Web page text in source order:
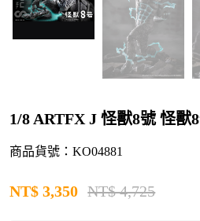
1/8 ARTFX J 怪獸8號 怪獸
商品貨號：KO04881
NT$ 3,350 NT$ 4,725